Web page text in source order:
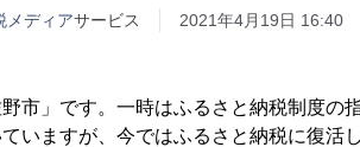
メディアサービス 2021年4月19日 16:40
市」です。一時はふるさと納税制度の
いますが、今ではふるさと納税に復活し